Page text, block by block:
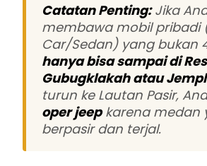
Catatan Penting:Jika
membawa mobil pribadi
Car/Sedan) yang bukan
hanya bisa sampai di
Gubugklakah atau
turun ke Lautan Pasir,
oper jeepkarena medan
berpasir dan terjal.